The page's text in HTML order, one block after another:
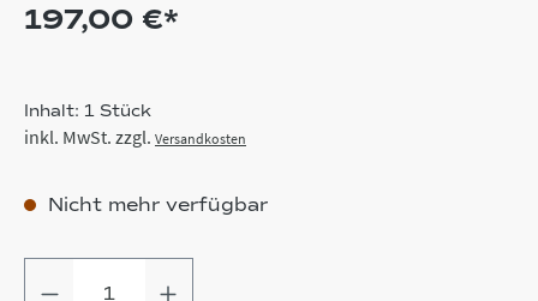
197,00 €*
Inhalt: 1 Stück
inkl. MwSt. zzgl. Versandkosten
Nicht mehr verfügbar